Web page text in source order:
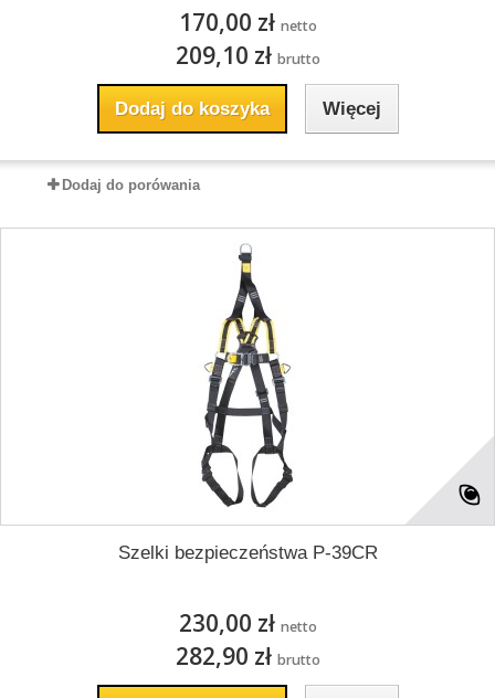
170,00 zł netto
209,10 zł brutto
Dodaj do koszyka Więcej
Dodaj do porówania
Szelki bezpieczeństwa P-39CR
230,00 zł netto
282,90 zł brutto